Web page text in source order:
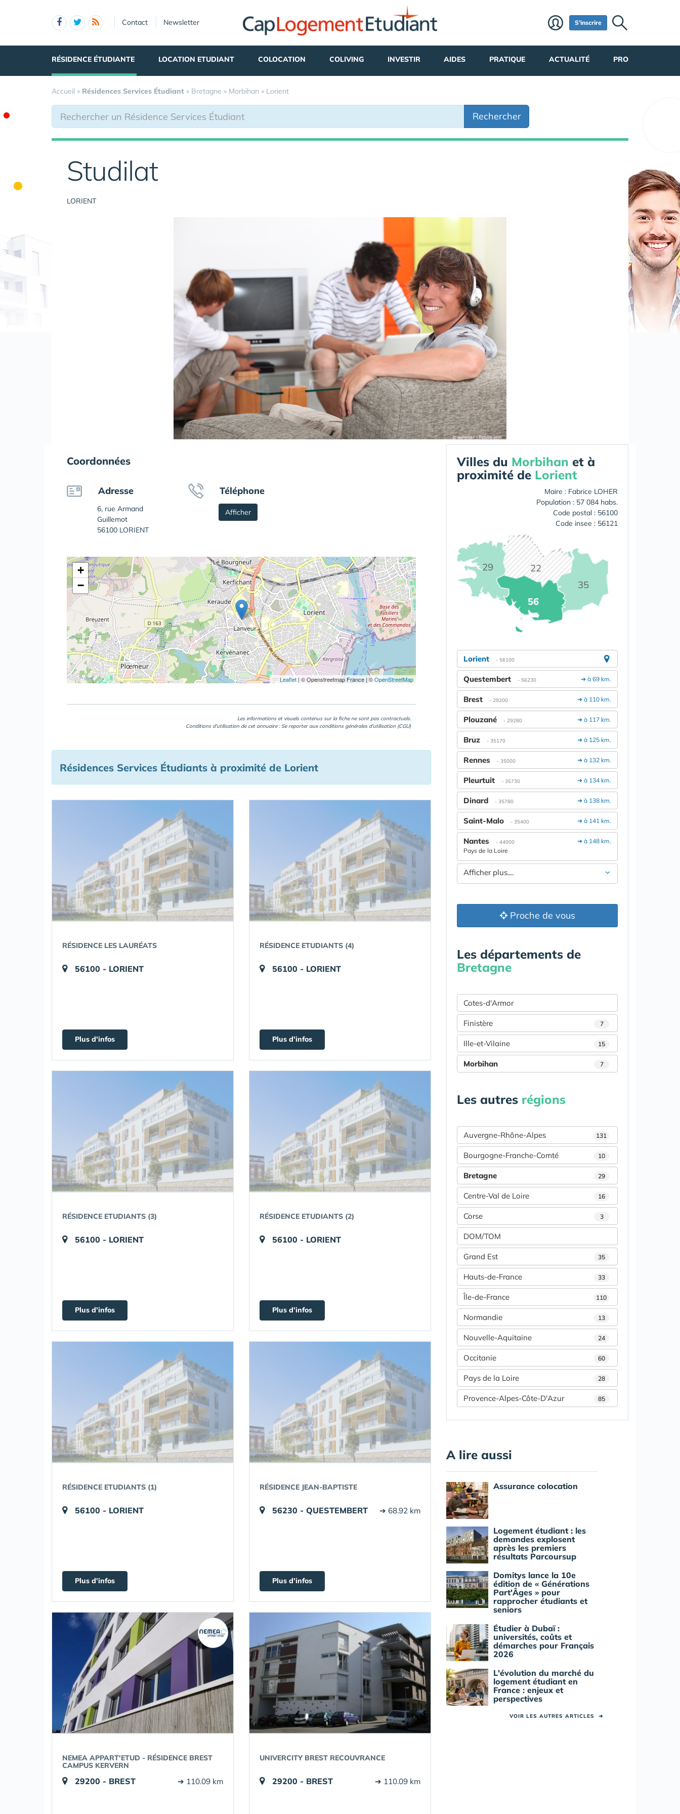
Contact Newsletter S'inscrire
RÉSIDENCE ÉTUDIANTE LOCATION ETUDIANT COLOCATION COLIVING INVESTIR AIDES PRATIQUE ACTUALITÉ PRO
Accueil » Résidences Services Étudiant » Bretagne » Morbihan » Lorient
Rechercher
Studilat
LORIENT
Coordonnées
Adresse
6, rue Armand
Guillemot
56100 LORIENT
Téléphone
Afficher
+
−
Leaflet | © Openstreetmap France | ©OpenStreetMap
Les informations et visuels contenus sur la fiche ne sont pas contractuels.
Conditions d'utilisation de cet annuaire : Se reporter aux conditions générales d'utilisation (CGU)
Résidences Services Étudiants à proximité de Lorient
RÉSIDENCE LES LAURÉATS
56100 - LORIENT
Plus d'infos
RÉSIDENCE ETUDIANTS (4)
56100 - LORIENT
Plus d'infos
RÉSIDENCE ETUDIANTS (3)
56100 - LORIENT
Plus d'infos
RÉSIDENCE ETUDIANTS (2)
56100 - LORIENT
Plus d'infos
RÉSIDENCE ETUDIANTS (1)
56100 - LORIENT
Plus d'infos
RÉSIDENCE JEAN-BAPTISTE
56230 - QUESTEMBERT ➔ 68.92 km
Plus d'infos
NEMEA APPART'ETUD - RÉSIDENCE BREST
CAMPUS KERVERN
29200 - BREST ➔ 110.09 km
UNIVERCITY BREST RECOUVRANCE
29200 - BREST ➔ 110.09 km
Villes du Morbihan et à
proximité de Lorient
Maire : Fabrice LOHER
Population : 57 084 habs.
Code postal : 56100
Code insee : 56121
22
29
35
56
Lorient - 56100
➔ à 69 km.
Questembert - 56230
➔ à 110 km.
Brest - 29200
➔ à 117 km.
Plouzané - 29280
➔ à 125 km.
Bruz - 35170
➔ à 132 km.
Rennes - 35000
➔ à 134 km.
Pleurtuit - 35730
➔ à 138 km.
Dinard - 35780
➔ à 141 km.
Saint-Malo - 35400
➔ à 148 km.
Nantes - 44000
Pays de la Loire
Afficher plus....
Proche de vous
Les départements de
Bretagne
Cotes-d'Armor
Finistère 7
Ille-et-Vilaine 15
Morbihan 7
Les autres régions
Auvergne-Rhône-Alpes 131
Bourgogne-Franche-Comté 10
Bretagne 29
Centre-Val de Loire 16
Corse 3
DOM/TOM
Grand Est 35
Hauts-de-France 33
Île-de-France 110
Normandie 13
Nouvelle-Aquitaine 24
Occitanie 60
Pays de la Loire 28
Provence-Alpes-Côte-D'Azur 85
A lire aussi
Assurance colocation
Logement étudiant : les
demandes explosent
après les premiers
résultats Parcoursup
Domitys lance la 10e
édition de « Générations
Part'Âges » pour
rapprocher étudiants et
seniors
Étudier à Dubaï :
universités, coûts et
démarches pour Français
2026
L'évolution du marché du
logement étudiant en
France : enjeux et
perspectives
VOIR LES AUTRES ARTICLES ➜